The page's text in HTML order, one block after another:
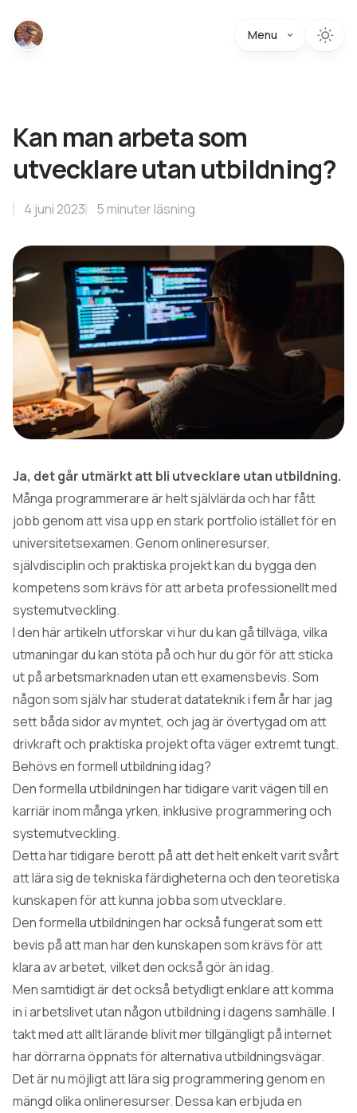
Menu
Kan man arbeta som
utvecklare utan utbildning?
4 juni 2023 5 minuter läsning
Ja, det går utmärkt att bli utvecklare utan utbildning.
Många programmerare är helt självlärda och har fått
jobb genom att visa upp en stark portfolio istället för en
universitetsexamen. Genom onlineresurser,
självdisciplin och praktiska projekt kan du bygga den
kompetens som krävs för att arbeta professionellt med
systemutveckling.
I den här artikeln utforskar vi hur du kan gå tillväga, vilka
utmaningar du kan stöta på och hur du gör för att sticka
ut på arbetsmarknaden utan ett examensbevis. Som
någon som själv harstuderat datatekniki fem år har jag
sett båda sidor av myntet, och jag är övertygad om att
drivkraft och praktiska projekt ofta väger extremt tungt.
Behövs en formell utbildning idag?
Den formella utbildningen har tidigare varit vägen till en
karriär inom många yrken, inklusive programmering och
systemutveckling.
Detta har tidigare berott på att det helt enkelt varit svårt
att lära sig de tekniska färdigheterna och den teoretiska
kunskapen för att kunna jobba som utvecklare.
Den formella utbildningen har också fungerat som ett
bevis på att man har den kunskapen som krävs för att
klara av arbetet, vilket den också gör än idag.
Men samtidigt är det också betydligt enklare att komma
in i arbetslivet utan någon utbildning i dagens samhälle. I
takt med att allt lärande blivit mer tillgängligt på internet
har dörrarna öppnats för alternativa utbildningsvägar.
Det är nu möjligt att lära sig programmering genom en
mängd olika onlineresurser. Dessa kan erbjuda en